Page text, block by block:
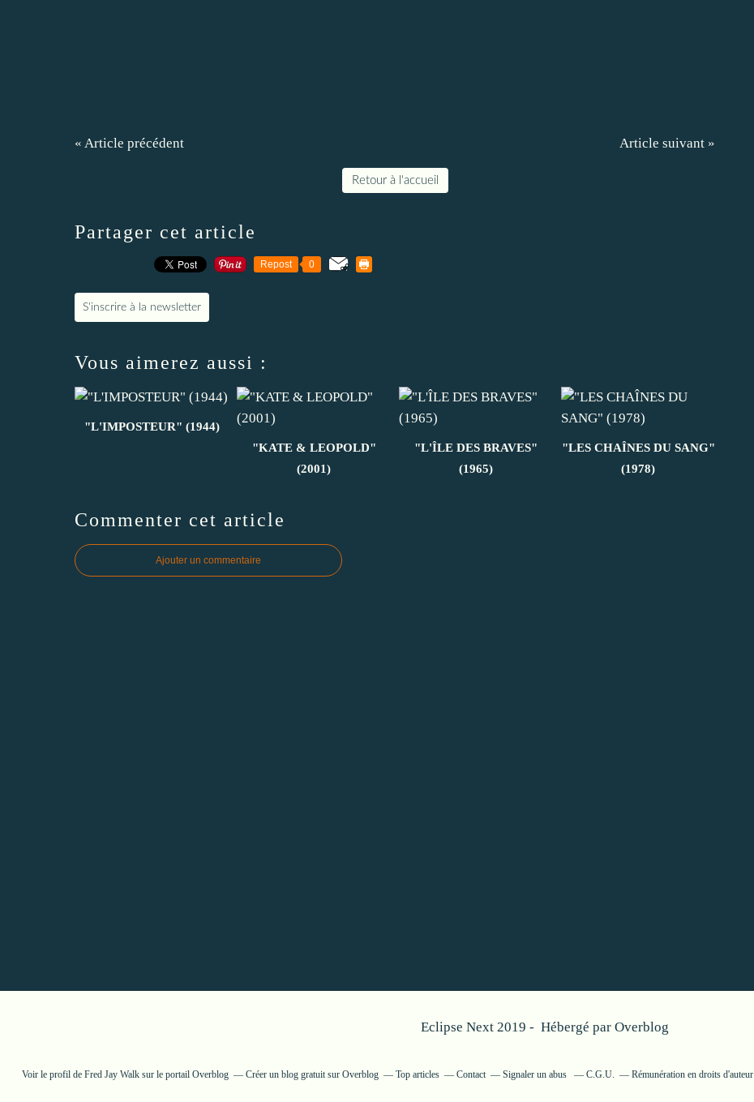
« Article précédent Article suivant »
Retour à l'accueil
Partager cet article
Repost 0
S'inscrire à la newsletter
Vous aimerez aussi :
"L'IMPOSTEUR" (1944)
"KATE & LEOPOLD"
(2001)
"L'ÎLE DES BRAVES"
(1965)
"LES CHAÎNES DU SANG"
(1978)
Commenter cet article
Ajouter un commentaire
Eclipse Next 2019 - Hébergé par Overblog
Voir le profil de Fred Jay Walksur le portail Overblog Créer un blog gratuit sur Overblog Top articles Contact Signaler un abus C.G.U. Rémunération en droits d'auteur